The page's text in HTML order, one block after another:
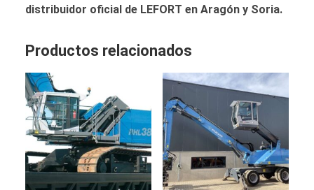
distribuidor oficial de LEFORT en Aragón y Soria.
Productos relacionados